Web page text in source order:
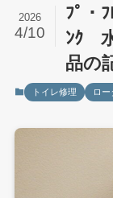
ﾌﾟ・
ﾝｸ
品の
2026
4/10
トイレ修理 ロ